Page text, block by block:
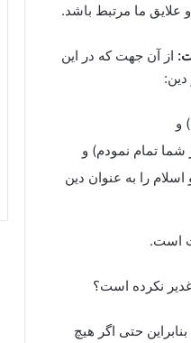
علایق ما مرتبط باشد.
از آن جهت که در این
دین:
و
تمام نمودم) و
را به عنوان دین
است.
نکرده است؟
حتی اگر هیچ